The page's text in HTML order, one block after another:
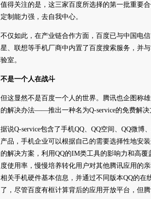
值得关注的是，这三家百度所选择的第一批重要
定制能力强，去自我中心。
不仅如此，在产业链合作方面，百度已与中国电
星、联想等手机厂商中内置了百度搜索服务，并
验室。
不是一个人在战斗
但这显然不是百度一个人的世界。腾讯也企图称
的解决办法——推出一种名为Q-service的免费解决
据说Q-service包含了手机QQ、QQ空间、QQ微
产品，手机企业可以根据自己的需要选择性地安
的解决方案，利用QQ的IM类工具的影响力和高
度使用率，慢慢培养转化用户对其他腾讯应用的
相关手机硬件基本信息，并通过不同版本QQ的
了，尽管百度有框计算背后的应用开放平台，但